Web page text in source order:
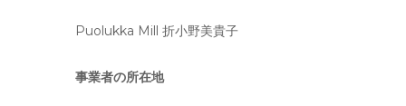
Puolukka Mill 折小野美貴子
事業者の所在地